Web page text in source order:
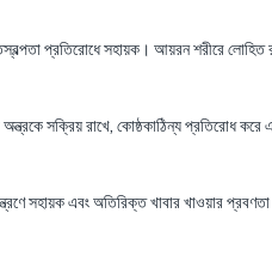
প্রতিরোধে সহায়ক। আয়রন শরীরে
সক্রিয় রাখে, কোষ্ঠকাঠিন্য প্রতিরোধ করে
সহায়ক এবং অতিরিক্ত খাবার খাওয়ার